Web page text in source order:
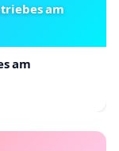
am
am